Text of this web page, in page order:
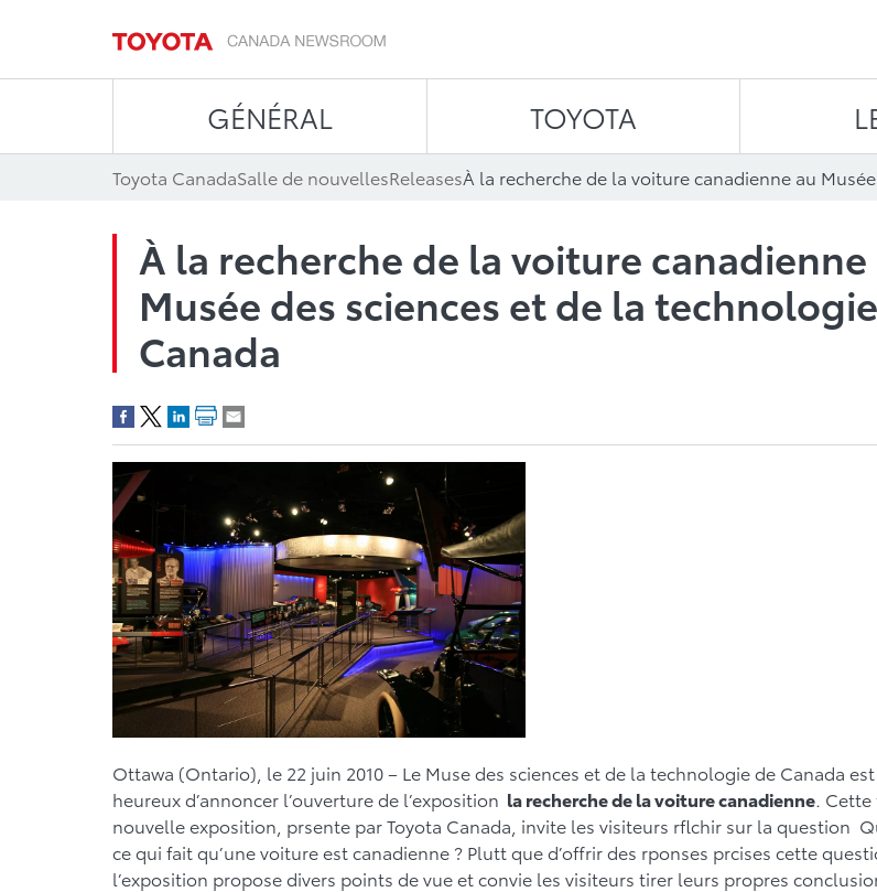
GÉNÉRAL TOYOTA
Toyota CanadaSalle de nouvellesReleases
À la recherche de la voiture canadienne
Musée des sciences et de la
Canada
Ottawa (Ontario), le 22 juin 2010 – Le Muse des sciences et de la technologie de Canada est
heureux d’annoncer l’ouverture de l’exposition la recherche de la voiture canadienne.
nouvelle exposition, prsente par Toyota Canada, invite les visiteurs rflchir sur la question
ce qui fait qu’une voiture est canadienne ? Plutt que d’offrir des rponses prcises cette
l’exposition propose divers points de vue et convie les visiteurs tirer leurs propres